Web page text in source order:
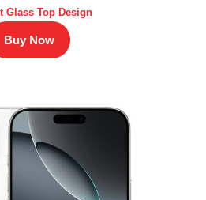
Glass Top Design
Buy Now